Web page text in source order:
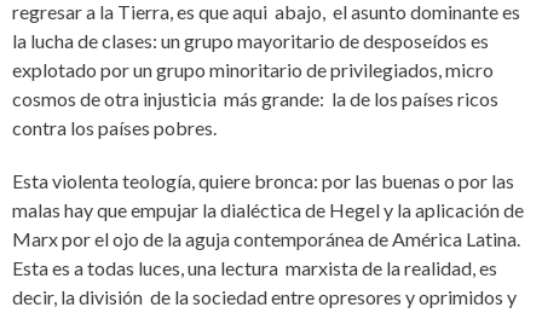
regresar a la Tierra, es que aqui abajo, el asunto dominante es
la lucha de clases: un grupo mayoritario de desposeídos es
explotado por un grupo minoritario de privilegiados, micro
cosmos de otra injusticia más grande: la de los países ricos
contra los países pobres.
Esta violenta teología, quiere bronca: por las buenas o por las
malas hay que empujar la dialéctica de Hegel y la aplicación de
Marx por el ojo de la aguja contemporánea de América Latina.
Esta es a todas luces, una lectura marxista de la realidad, es
decir, la división de la sociedad entre opresores y oprimidos y